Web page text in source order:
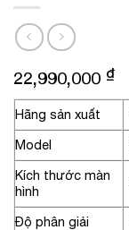
22,990,000 ₫
Hãng sản xuất
Model
Kích thước màn
hình
Độ phân giải